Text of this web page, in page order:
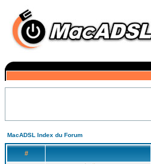
MacADSL Index du Forum
#